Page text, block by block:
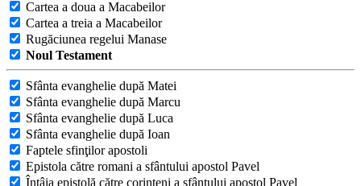
Cartea a doua a Macabeilor
Cartea a treia a Macabeilor
Rugăciunea regelui Manase
Noul Testament
Sfânta evanghelie după Matei
Sfânta evanghelie după Marcu
Sfânta evanghelie după Luca
Sfânta evanghelie după Ioan
Faptele sfinţilor apostoli
Epistola către romani a sfântului apostol Pavel
Întâia epistolă către corinteni a sfântului apostol Pavel